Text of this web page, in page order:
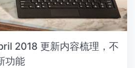
2018 更新内容梳理，不
功能